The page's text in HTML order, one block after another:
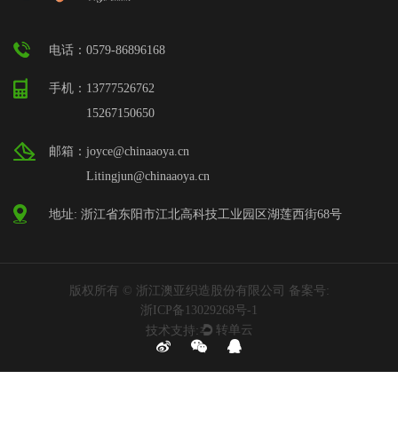
电话：0579-86896168
手机：13777526762
15267150650
邮箱：joyce@chinaaoya.cn
Litingjun@chinaaoya.cn
地址: 浙江省东阳市江北高科技工业园区湖莲西街68号
版权所有 © 浙江澳亚织造股份有限公司 备案号:
浙ICP备13029268号-1